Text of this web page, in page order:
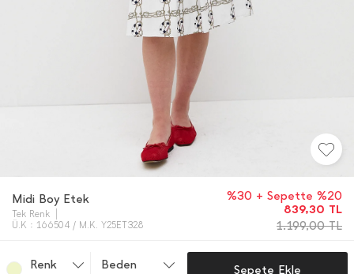
Midi Boy Etek
Tek Renk
Ü.K : 166504 / M.K. Y25ET328
%30 + Sepette %20
839,30 TL
1.199,00TL
Renk Beden Sepete Ekle